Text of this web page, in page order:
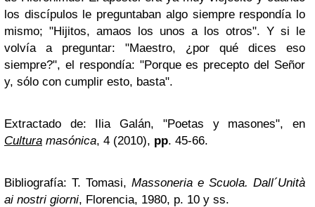
los discípulos le preguntaban algo siempre respondía lo
mismo; "Hijitos, amaos los unos a los otros". Y si le
volvía a preguntar: "Maestro, ¿por qué dices eso
siempre?", el respondía: "Porque es precepto del Señor
y, sólo con cumplir esto, basta".
Extractado de: Ilia Galán, "Poetas y masones", en
Cultura masónica, 4 (2010), pp. 45-66.
Bibliografía: T. Tomasi, Massoneria e Scuola. Dall´Unità
ai nostri giorni, Florencia, 1980, p. 10 y ss.